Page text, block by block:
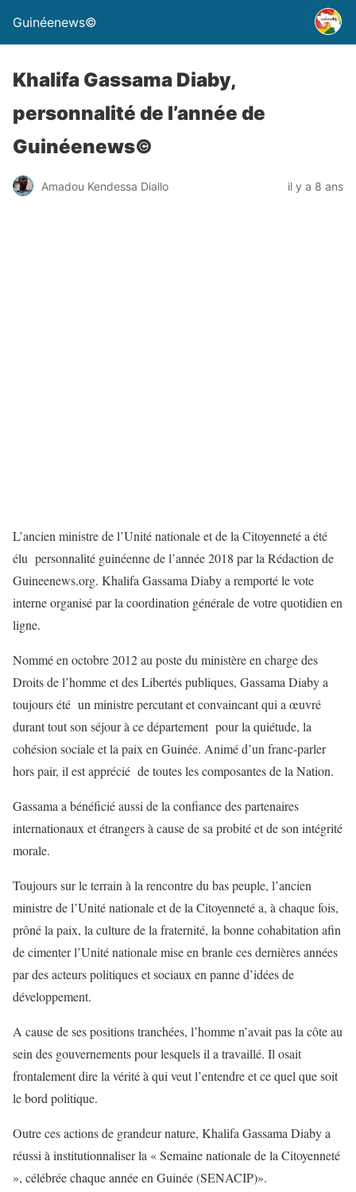
Guinéenews©
Khalifa Gassama Diaby,
personnalité de l’année de
Guinéenews©
Amadou Kendessa Diallo il y a 8 ans
L’ancien ministre de l’Unité nationale et de la Citoyenneté a été
élu personnalité guinéenne de l’année 2018 par la Rédaction de
Guineenews.org. Khalifa Gassama Diaby a remporté le vote
interne organisé par la coordination générale de votre quotidien en
ligne.
Nommé en octobre 2012 au poste du ministère en charge des
Droits de l’homme et des Libertés publiques, Gassama Diaby a
toujours été un ministre percutant et convaincant qui a œuvré
durant tout son séjour à ce département pour la quiétude, la
cohésion sociale et la paix en Guinée. Animé d’un franc-parler
hors pair, il est apprécié de toutes les composantes de la Nation.
Gassama a bénéficié aussi de la confiance des partenaires
internationaux et étrangers à cause de sa probité et de son intégrité
morale.
Toujours sur le terrain à la rencontre du bas peuple, l’ancien
ministre de l’Unité nationale et de la Citoyenneté a, à chaque fois,
prôné la paix, la culture de la fraternité, la bonne cohabitation afin
de cimenter l’Unité nationale mise en branle ces dernières années
par des acteurs politiques et sociaux en panne d’idées de
développement.
A cause de ses positions tranchées, l’homme n’avait pas la côte au
sein des gouvernements pour lesquels il a travaillé. Il osait
frontalement dire la vérité à qui veut l’entendre et ce quel que soit
le bord politique.
Outre ces actions de grandeur nature, Khalifa Gassama Diaby a
réussi à institutionnaliser la « Semaine nationale de la Citoyenneté
», célébrée chaque année en Guinée (SENACIP)».